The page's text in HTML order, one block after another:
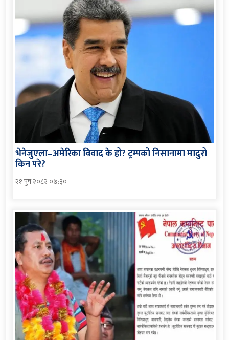
भेनेजुएला–अमेरिका विवाद के हो? ट्रम्पको निसानामा मादुरो
किन परे?
२१ पुष २०८२ ०७:३०